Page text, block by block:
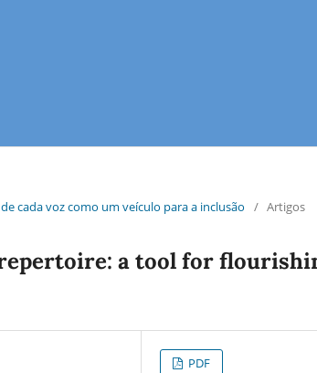
de cada voz como um veículo para a inclusão
/ Artigos
a tool for
PDF